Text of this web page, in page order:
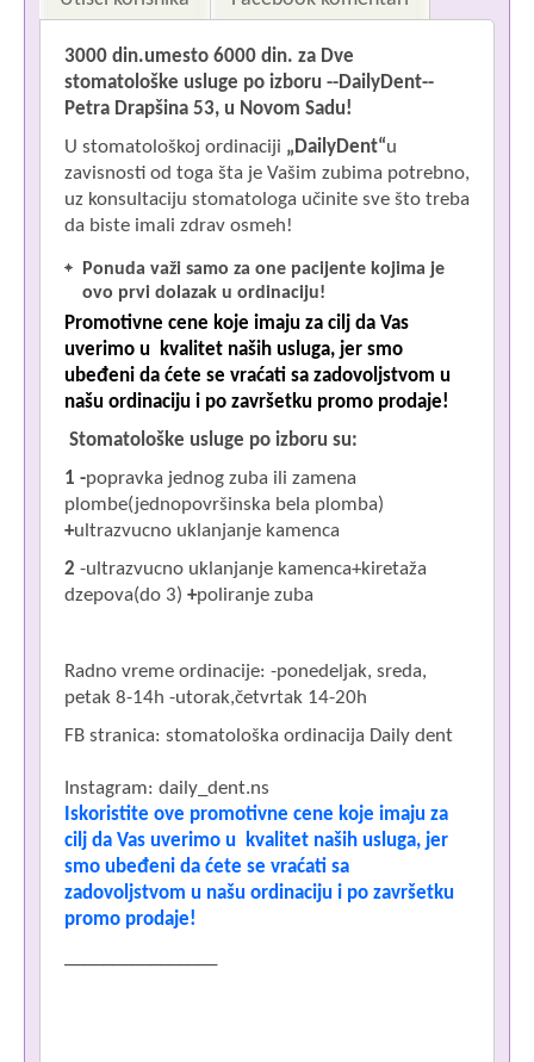
3000 din.umesto 6000 din. za Dve
stomatološke usluge po izboru --DailyDent--
Petra Drapšina 53, u Novom Sadu!
U stomatološkoj ordinaciji „ DailyDent“u
zavisnosti od toga šta je Vašim zubima potrebno,
uz konsultaciju stomatologa učinite sve što treba
da biste imali zdrav osmeh!
Ponuda važi samo za one pacijente kojima je
ovo prvi dolazak u ordinaciju!
Promotivne cene koje imaju za cilj da Vas
uverimo u kvalitet naših usluga, jer smo
ubeđeni da ćete se vraćati sa zadovoljstvom u
našu ordinaciju i po završetku promo prodaje!
Stomatološke usluge po izboru su:
1 -popravka jednog zuba ili zamena
plombe(jednopovršinska bela plomba)
+ultrazvucno uklanjanje kamenca
2 -ultrazvucno uklanjanje kamenca+kiretaža
dzepova(do 3) +poliranje zuba
Radno vreme ordinacije: -ponedeljak, sreda,
petak 8-14h -utorak,četvrtak 14-20h
FB stranica: stomatološka ordinacija Daily dent
Instagram: daily_dent.ns
Iskoristite ove promotivne cene koje imaju za
cilj da Vas uverimo u kvalitet naših usluga, jer
smo ubeđeni da ćete se vraćati sa
zadovoljstvom u našu ordinaciju i po završetku
promo prodaje!